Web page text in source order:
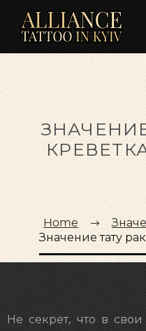
Home
Значение тату
Не секрет, что в